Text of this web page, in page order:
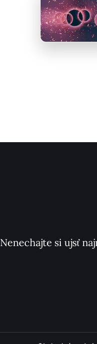
Nenechajte si ujsť